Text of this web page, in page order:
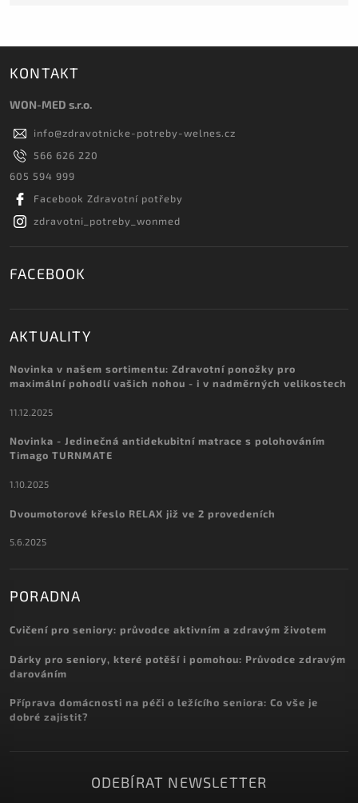
KONTAKT
WON-MED s.r.o.
info@zdravotnicke-potreby-welnes.cz
566 626 220
605 594 999
Facebook Zdravotní potřeby
zdravotni_potreby_wonmed
FACEBOOK
AKTUALITY
Novinka v našem sortimentu: Zdravotní ponožky pro
maximální pohodlí vašich nohou - i v nadměrných velikostech
11.12.2025
Novinka - Jedinečná antidekubitní matrace s polohováním
Timago TURNMATE
1.10.2025
Dvoumotorové křeslo RELAX již ve 2 provedeních
5.6.2025
PORADNA
Cvičení pro seniory: průvodce aktivním a zdravým životem
Dárky pro seniory, které potěší i pomohou: Průvodce zdravým
darováním
Příprava domácnosti na péči o ležícího seniora: Co vše je
dobré zajistit?
ODEBÍRAT NEWSLETTER